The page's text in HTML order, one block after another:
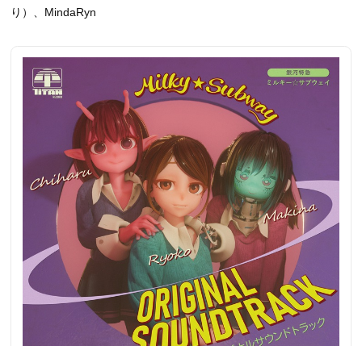
り）、MindaRyn